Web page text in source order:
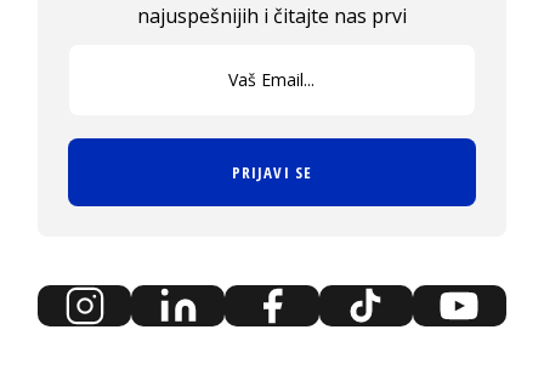
najuspešnijih i čitajte nas prvi
PRIJAVI SE